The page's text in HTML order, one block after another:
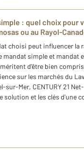
: quel choix pour
ou au Rayol-
choisi peut influencer la
simple et mandat
d'être bien
sur les marchés du
sur-Mer, CENTURY 21
solution et les clés d'une